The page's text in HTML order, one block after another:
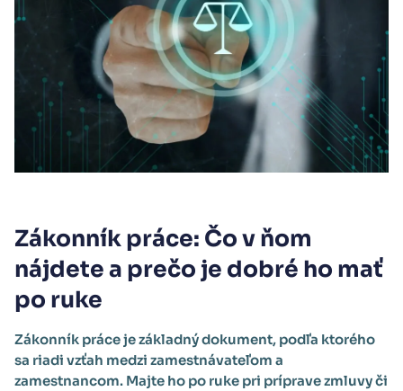
Zákonník práce: Čo v ňom
nájdete a prečo je dobré ho mať
po ruke
Zákonník práce je základný dokument, podľa ktorého
sa riadi vzťah medzi zamestnávateľom a
zamestnancom. Majte ho po ruke pri príprave zmluvy či